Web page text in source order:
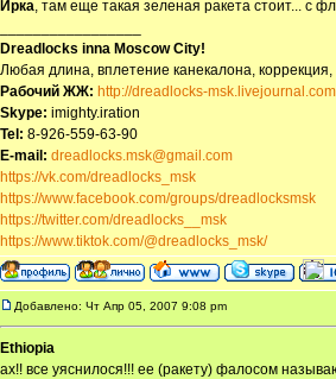
Ирка, там еще такая зеленая ракета стоит... с
Dreadlocks inna Moscow Сity!
Любая длина, вплетение канекалона,
Рабочий ЖЖ: http://dreadlocks-
Skype: imighty.iration
Tel: 8-926-559-63-90
E-mail: dreadlocks.msk@gmail.com
https://vk.com/dreadlocks_msk
https://www.facebook.com/groups/dreadlocksmsk
https://twitter.com/dreadlocks__msk
https://www.tiktok.com/@dreadlocks_msk/
Добавлено: Чт Апр 05, 2007 9:08 pm
Ethiopia
ах!! все уяснилося!!! ее (ракету) фалосом